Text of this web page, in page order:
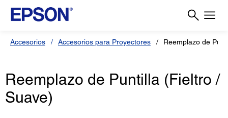
Accesorios Accesorios para Proyectores Reemplazo de
Reemplazo de Puntilla (Fieltro /
Suave)